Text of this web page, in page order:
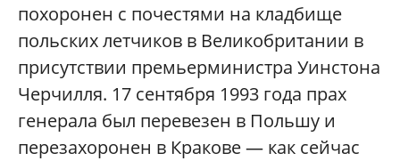
похоронен с почестями на кладбище
польских летчиков в Великобритании в
присутствии премьерминистра Уинстона
Черчилля. 17 сентября 1993 года прах
генерала был перевезен в Польшу и
перезахоронен в Кракове — как сейчас